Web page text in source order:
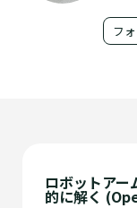
フ
ロボットア
的に解く